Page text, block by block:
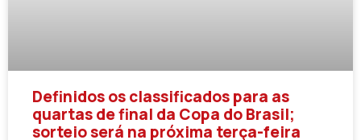
Definidos os classificados para as
quartas de final da Copa do Brasil;
sorteio será na próxima terça-feira